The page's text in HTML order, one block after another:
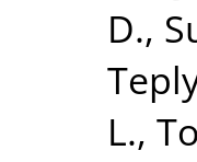
D.,
L.,